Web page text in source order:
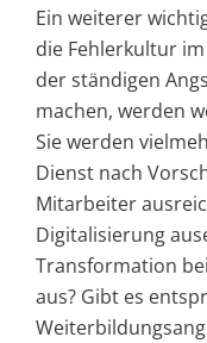
Ein weiterer
die Fehlerkultur
der ständigen
machen, werden
Sie werden
Dienst nach
Mitarbeiter
Digitalisierung
Transformation
aus? Gibt es